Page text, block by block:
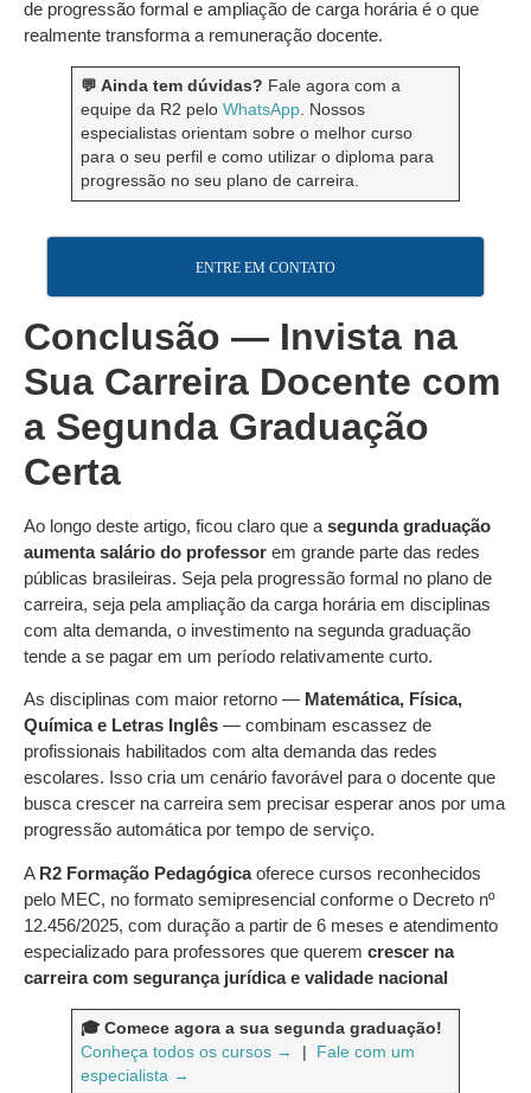
de progressão formal e ampliação de carga horária é o que
realmente transforma a remuneração docente.
💬 Ainda tem dúvidas? Fale agora com a
equipe da R2 pelo WhatsApp. Nossos
especialistas orientam sobre o melhor curso
para o seu perfil e como utilizar o diploma para
progressão no seu plano de carreira.
ENTRE EM CONTATO
Conclusão — Invista na
Sua Carreira Docente com
a Segunda Graduação
Certa
Ao longo deste artigo, ficou claro que a segunda graduação
aumenta salário do professor em grande parte das redes
públicas brasileiras. Seja pela progressão formal no plano de
carreira, seja pela ampliação da carga horária em disciplinas
com alta demanda, o investimento na segunda graduação
tende a se pagar em um período relativamente curto.
As disciplinas com maior retorno — Matemática, Física,
Química e Letras Inglês — combinam escassez de
profissionais habilitados com alta demanda das redes
escolares. Isso cria um cenário favorável para o docente que
busca crescer na carreira sem precisar esperar anos por uma
progressão automática por tempo de serviço.
A R2 Formação Pedagógicaoferece cursos reconhecidos
pelo MEC, no formato semipresencial conforme o Decreto nº
12.456/2025, com duração a partir de 6 meses e atendimento
especializado para professores que querem crescer na
carreira com segurança jurídica e validade nacional
🎓 Comece agora a sua segunda graduação!
Conheça todos os cursos →
| Fale com um
especialista →